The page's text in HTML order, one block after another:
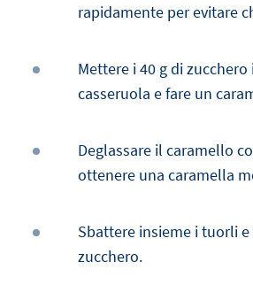
rapidamente per evitare
Mettere i 40 g di zucchero
casseruola e fare un
Deglassare il caramello
ottenere una caramella
Sbattere insieme i tuorli e
zucchero.